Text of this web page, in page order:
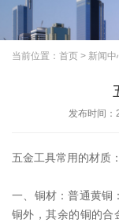
当前位置： 首页 > 新闻中
发布时间
五金工具常用的材质：
一、铜材：普通黄铜
铜外，其余的铜的合